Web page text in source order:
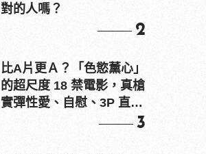
對的人嗎？
2
比A片更Ａ？「色慾薰心」
的超尺度 18 禁電影，真槍
實彈性愛、自慰、3P 直接
3